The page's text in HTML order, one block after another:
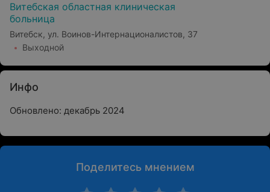
Витебская областная клиническая
больница
Витебск, ул. Воинов-Интернационалистов, 37
Выходной
Инфо
Обновлено: декабрь 2024
Поделитесь мнением